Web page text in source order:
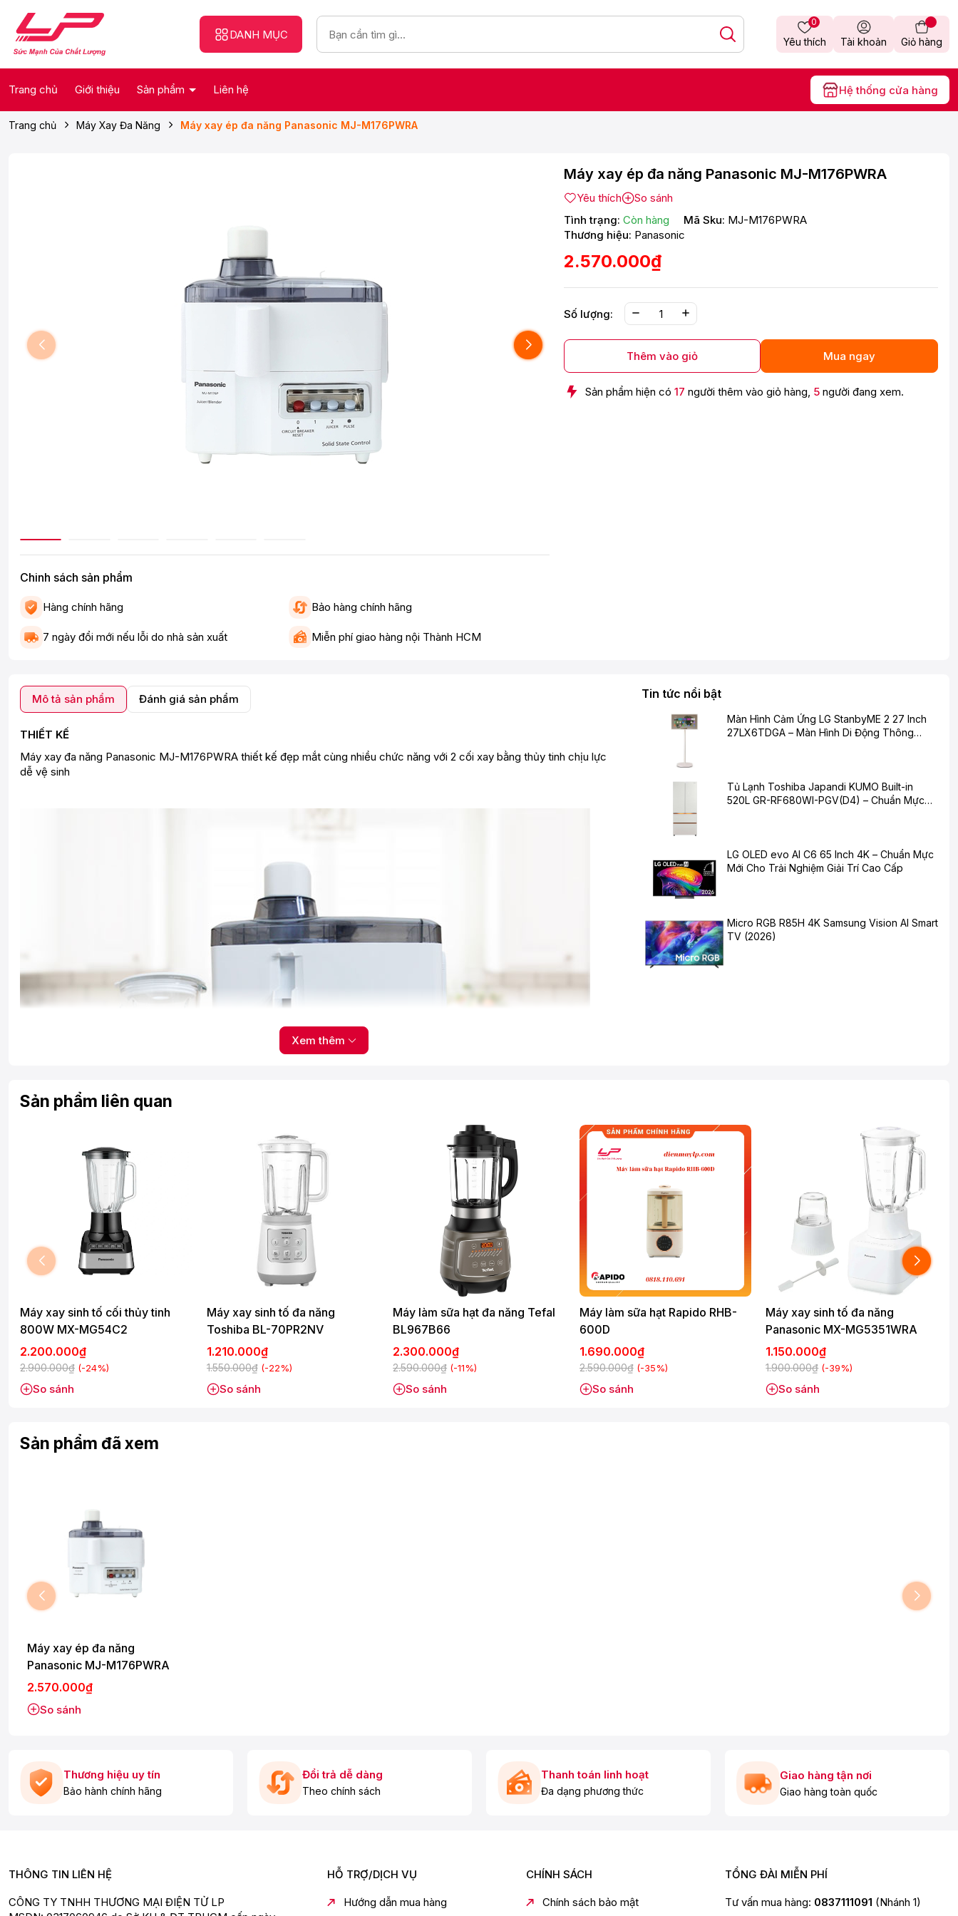
DANH MỤC
Yêu thích
0
Tài khoản Giỏ hàng
Trang chủ Giới thiệu Sản phẩm Liên hệ Hệ thống cửa hàng
Trang chủ Máy Xay Đa Năng Máy xay ép đa năng Panasonic MJ-M176PWRA
Chinh sách sản phẩm
Hàng chính hãng Bảo hàng chính hãng
7 ngày đổi mới nếu lỗi do nhà sản xuất Miễn phí giao hàng nội Thành HCM
Máy xay ép đa năng Panasonic MJ-M176PWRA
Yêu thích
So sánh
Tình trạng: Còn hàng Mã Sku: MJ-M176PWRA
Thương hiệu: Panasonic
2.570.000₫
Số lượng:
Thêm vào giỏ Mua ngay
Sản phẩm hiện có 17 người thêm vào giỏ hàng, 5 người đang xem.
Mô tả sản phẩm Đánh giá sản phẩm
THIẾT KẾ
Máy xay đa năng Panasonic MJ-M176PWRA thiết kế đẹp mắt cùng nhiều chức năng với 2 cối xay bằng thủy tinh chịu lực
dễ vệ sinh
Cối xay 1.25 lít xay đáp ứng đủ nhu cầu xay sinh tố cho cả gia đình cùng thưởng thức
Lưỡi dao bằng thép không gỉ cùng công suất 230 W giúp bạn xay ép thực phẩm nhanh chóng
Xem thêm
Tin tức nổi bật
Màn Hình Cảm Ứng LG StanbyME 2 27 Inch
27LX6TDGA – Màn Hình Di Động Thông
Tủ Lạnh Toshiba Japandi KUMO Built-in
520L GR-RF680WI-PGV(D4) – Chuẩn Mực
LG OLED evo AI C6 65 Inch 4K – Chuẩn Mực
Mới Cho Trải Nghiệm Giải Trí Cao Cấp
Micro RGB R85H 4K Samsung Vision AI Smart
TV (2026)
Sản phẩm liên quan
Máy xay sinh tố cối thủy tinh
800W MX-MG54C2
2.200.000₫
2.900.000₫ (-24%)
So sánh
Máy xay sinh tố đa năng
Toshiba BL-70PR2NV
1.210.000₫
1.550.000₫ (-22%)
So sánh
Máy làm sữa hạt đa năng Tefal
BL967B66
2.300.000₫
2.590.000₫ (-11%)
So sánh
Máy làm sữa hạt Rapido RHB-
600D
1.690.000₫
2.590.000₫ (-35%)
So sánh
Máy xay sinh tố đa năng
Panasonic MX-MG5351WRA
1.150.000₫
1.900.000₫ (-39%)
So sánh
Sản phẩm đã xem
Máy xay ép đa năng
Panasonic MJ-M176PWRA
2.570.000₫
So sánh
Thương hiệu uy tín
Bảo hành chính hãng
Đổi trả dễ dàng
Theo chính sách
Thanh toán linh hoạt
Đa dạng phương thức
Giao hàng tận nơi
Giao hàng toàn quốc
THÔNG TIN LIÊN HỆ
CÔNG TY TNHH THƯƠNG MẠI ĐIỆN TỬ LP
HỖ TRỢ/DỊCH VỤ
Hướng dẫn mua hàng
CHÍNH SÁCH
Chính sách bảo mật
TỔNG ĐÀI MIỄN PHÍ
Tư vấn mua hàng: 0837111091 (Nhánh 1)